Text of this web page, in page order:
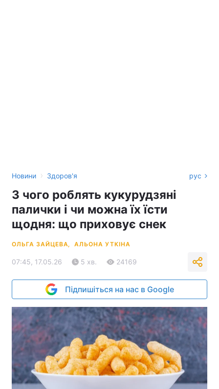
Новини › Здоров'я рус
З чого роблять кукурудзяні
палички і чи можна їх їсти
щодня: що приховує снек
ОЛЬГА ЗАЙЦЕВА, АЛЬОНА УТКІНА
07:45, 17.05.26 5 хв. 24169
Підпишіться на нас в Google